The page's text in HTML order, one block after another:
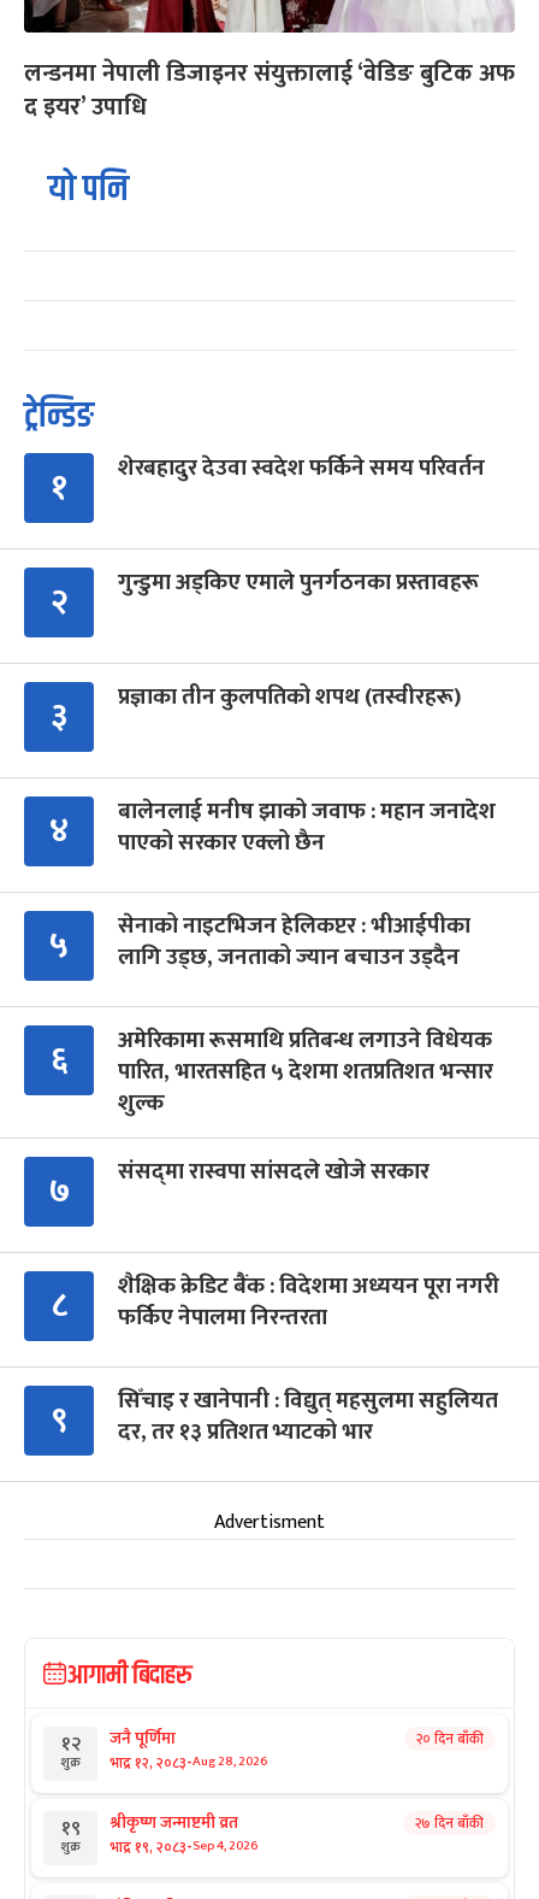
लन्डनमा नेपाली डिजाइनर संयुक्तालाई ‘वेडिङ बुटिक अफ
द इयर’ उपाधि
यो पनि
ट्रेन्डिङ
१ शेरबहादुर देउवा स्वदेश फर्किने समय परिवर्तन
२ गुन्डुमा अड्किए एमाले पुनर्गठनका प्रस्तावहरू
३ प्रज्ञाका तीन कुलपतिको शपथ (तस्वीरहरू)
४
बालेनलाई मनीष झाको जवाफ : महान जनादेश
पाएको सरकार एक्लो छैन
५
सेनाको नाइटभिजन हेलिकप्टर : भीआईपीका
लागि उड्छ, जनताको ज्यान बचाउन उड्दैन
६
अमेरिकामा रूसमाथि प्रतिबन्ध लगाउने विधेयक
पारित, भारतसहित ५ देशमा शतप्रतिशत भन्सार
शुल्क
७ संसद्‍मा रास्वपा सांसदले खोजे सरकार
८
शैक्षिक क्रेडिट बैंक : विदेशमा अध्ययन पूरा नगरी
फर्किए नेपालमा निरन्तरता
९
सिँचाइ र खानेपानी : विद्युत् महसुलमा सहुलियत
दर, तर १३ प्रतिशत भ्याटको भार
Advertisment
आगामी बिदाहरु
१२
शुक्र
जनै पूर्णिमा
भाद्र १२, २०८३-Aug 28, 2026
२० दिन बाँकी
१९
शुक्र
श्रीकृष्ण जन्माष्टमी व्रत
भाद्र १९, २०८३-Sep 4, 2026
२७ दिन बाँकी